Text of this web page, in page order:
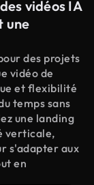
vidéos IA
une
des projets
vidéo de
et flexibilité
temps sans
une landing
verticale,
s'adapter aux
en